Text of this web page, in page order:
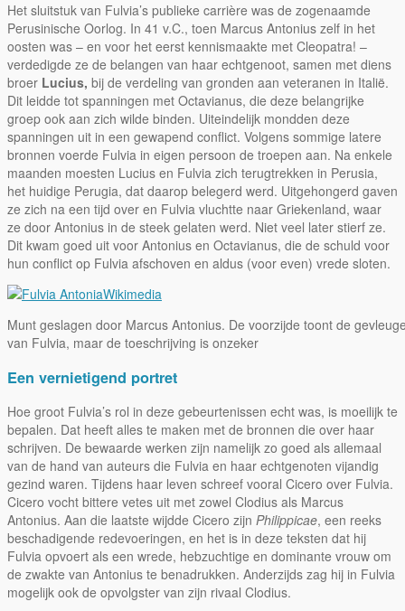
Het sluitstuk van Fulvia’s publieke carrière was de zogenaamde
Perusinische Oorlog. In 41 v.C., toen Marcus Antonius zelf in het
oosten was – en voor het eerst kennismaakte met Cleopatra! –
verdedigde ze de belangen van haar echtgenoot, samen met diens
broer Lucius, bij de verdeling van gronden aan veteranen in Italië.
Dit leidde tot spanningen met Octavianus, die deze belangrijke
groep ook aan zich wilde binden. Uiteindelijk mondden deze
spanningen uit in een gewapend conflict. Volgens sommige latere
bronnen voerde Fulvia in eigen persoon de troepen aan. Na enkele
maanden moesten Lucius en Fulvia zich terugtrekken in Perusia,
het huidige Perugia, dat daarop belegerd werd. Uitgehongerd gaven
ze zich na een tijd over en Fulvia vluchtte naar Griekenland, waar
ze door Antonius in de steek gelaten werd. Niet veel later stierf ze.
Dit kwam goed uit voor Antonius en Octavianus, die de schuld voor
hun conflict op Fulvia afschoven en aldus (voor even) vrede sloten.
Wikimedia
Munt geslagen door Marcus Antonius. De voorzijde toont de
van Fulvia, maar de toeschrijving is onzeker
Een vernietigend portret
Hoe groot Fulvia’s rol in deze gebeurtenissen echt was, is moeilijk te
bepalen. Dat heeft alles te maken met de bronnen die over haar
schrijven. De bewaarde werken zijn namelijk zo goed als allemaal
van de hand van auteurs die Fulvia en haar echtgenoten vijandig
gezind waren. Tijdens haar leven schreef vooral Cicero over Fulvia.
Cicero vocht bittere vetes uit met zowel Clodius als Marcus
Antonius. Aan die laatste wijdde Cicero zijn Philippicae, een reeks
beschadigende redevoeringen, en het is in deze teksten dat hij
Fulvia opvoert als een wrede, hebzuchtige en dominante vrouw om
de zwakte van Antonius te benadrukken. Anderzijds zag hij in Fulvia
mogelijk ook de opvolgster van zijn rivaal Clodius.